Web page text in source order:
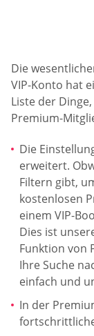
Die
VIP-Konto hat
Liste der
Premium-
Die
erweitert.
Filtern gibt,
kostenlosen
einem VIP-
Dies ist
Funktion von
Ihre Suche
einfach und
In der